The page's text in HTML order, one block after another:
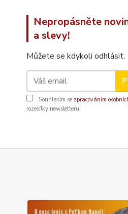
Nepropásněte
a slevy!
Můžete se kdykoli odhlásit.
Souhlasím se zpracováním
rozesílky newsletteru.